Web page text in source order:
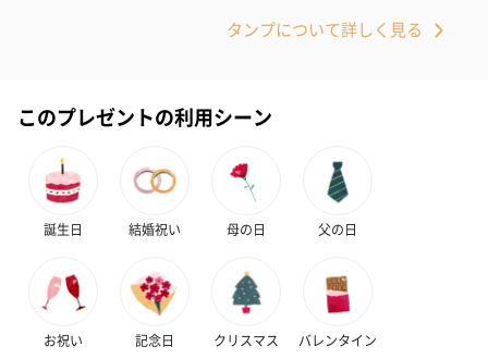
※9-15時にご注文いただく場合、最短のお届け可能日が通常より
も1日遅くなります。
シーズンブーケ（ひま
ブーケ（ホワイトグリ
タンプについて詳しく見る
このプレゼントの利用シーン
誕生日 結婚祝い 母の日 父の日
お祝い 記念日 クリスマス バレンタイン